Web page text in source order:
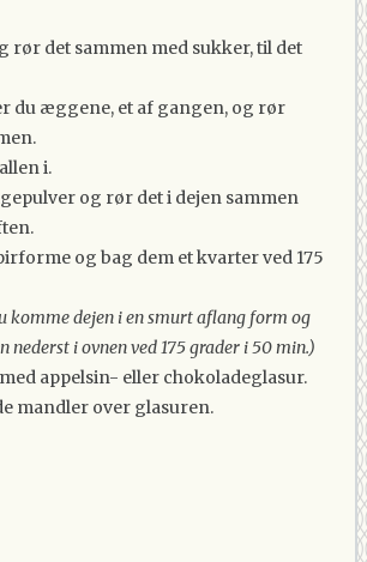
rør det sammen med sukker, til det
du æggene, et af gangen, og rør
i.
og rør det i dejen sammen
og bag dem et kvarter ved 175
komme dejen i en smurt aflang form og
nederst i ovnen ved 175 grader i 50 min.)
appelsin- eller chokoladeglasur.
mandler over glasuren.